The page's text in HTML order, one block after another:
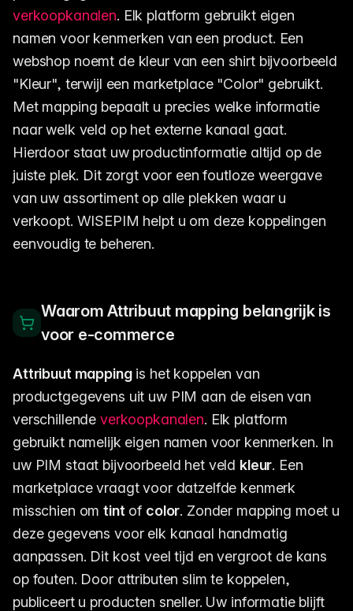
verkoopkanalen. Elk platform gebruikt eigen
namen voor kenmerken van een product. Een
webshop noemt de kleur van een shirt bijvoorbeeld
"Kleur", terwijl een marketplace "Color" gebruikt.
Met mapping bepaalt u precies welke informatie
naar welk veld op het externe kanaal gaat.
Hierdoor staat uw productinformatie altijd op de
juiste plek. Dit zorgt voor een foutloze weergave
van uw assortiment op alle plekken waar u
verkoopt. WISEPIM helpt u om deze koppelingen
eenvoudig te beheren.
Waarom Attribuut mapping belangrijk is
voor e-commerce
Attribuut mappingis het koppelen van
productgegevens uit uw PIM aan de eisen van
verschillende verkoopkanalen. Elk platform
gebruikt namelijk eigen namen voor kenmerken. In
uw PIM staat bijvoorbeeld het veld kleur. Een
marketplace vraagt voor datzelfde kenmerk
misschien omtint of color. Zonder mapping moet u
deze gegevens voor elk kanaal handmatig
aanpassen. Dit kost veel tijd en vergroot de kans
op fouten. Door attributen slim te koppelen,
publiceert u producten sneller. Uw informatie blijft